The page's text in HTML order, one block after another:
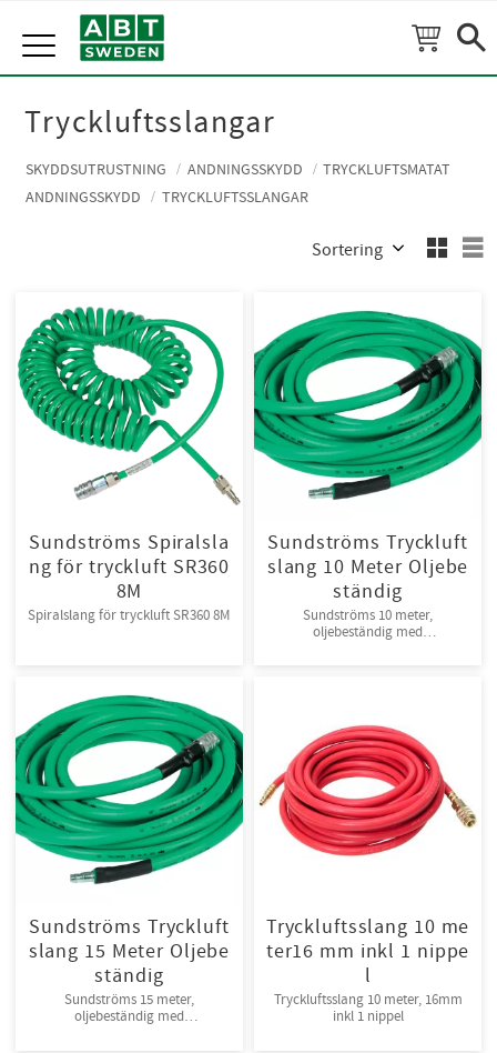
Meny
Tryckluftsslangar
SKYDDSUTRUSTNING ANDNINGSSKYDD
TRYCKLUFTSMATAT
ANDNINGSSKYDD
TRYCKLUFTSSLANGAR
Välj sortering
Sundströms Spiralsla
ng för tryckluft SR360
8M
Spiralslang för tryckluft SR360 8M
Sundströms Tryckluft
slang 10 Meter Oljebe
ständig
Sundströms 10 meter,
oljebeständig med
Sundströms Tryckluft
slang 15 Meter Oljebe
ständig
Sundströms 15 meter,
oljebeständig med
Tryckluftsslang 10 me
ter16 mm inkl 1 nippe
l
Tryckluftsslang 10 meter, 16mm
inkl 1 nippel